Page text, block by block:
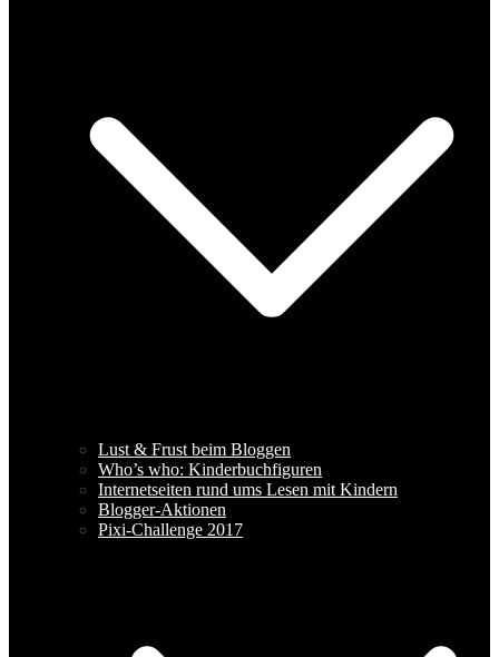
Lust & Frust beim Bloggen
Who’s who: Kinderbuchfiguren
Internetseiten rund ums Lesen mit Kindern
Blogger-Aktionen
Pixi-Challenge 2017